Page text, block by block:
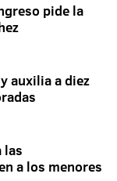
pide la
auxilia a diez
las
a los menores